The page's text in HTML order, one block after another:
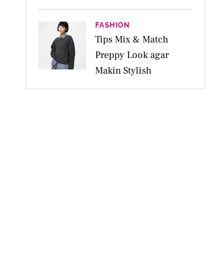
Bersih dan Ramah
Lingkungan
FASHION
Tips Mix & Match
Preppy Look agar
Makin Stylish